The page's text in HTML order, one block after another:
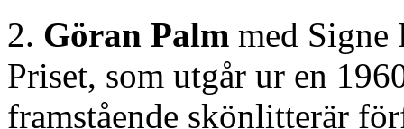
2. Göran Palm med
Priset, som utgår ur en
framstående skönlitterär